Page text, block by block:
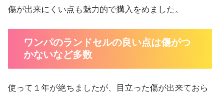
傷が出来にくい点も魅力的で購入をめました。
ワンパのランドセルの良い点は傷がつ
かないなど多数
使って１年が絶ちましたが、目立った傷が出来ておら